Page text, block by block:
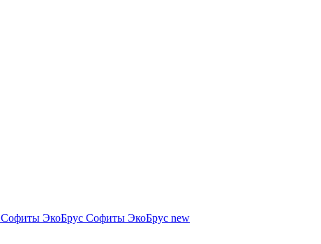
Софиты ЭкоБрус Софиты ЭкоБрус new